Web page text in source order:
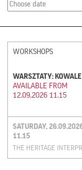
WORKSHOPS
WARSZTATY:
AVAILABLE FROM
12.09.2026 11.15
SATURDAY,
11.15
THE HERITAGE